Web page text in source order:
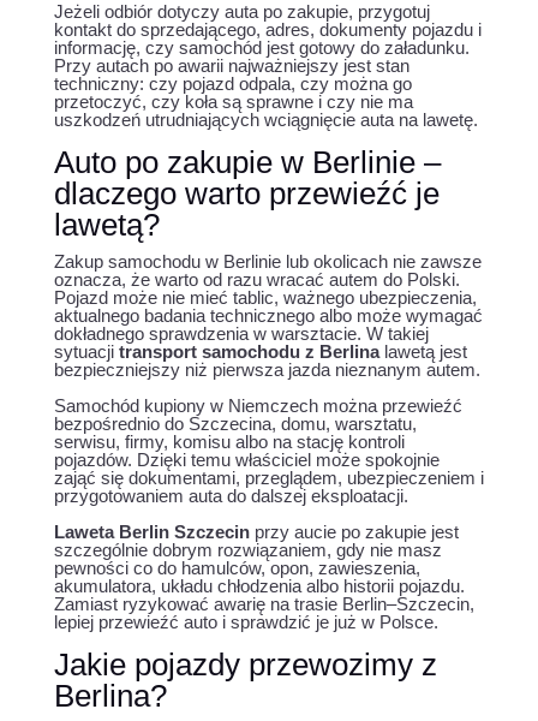
Jeżeli odbiór dotyczy auta po zakupie, przygotuj
kontakt do sprzedającego, adres, dokumenty pojazdu i
informację, czy samochód jest gotowy do załadunku.
Przy autach po awarii najważniejszy jest stan
techniczny: czy pojazd odpala, czy można go
przetoczyć, czy koła są sprawne i czy nie ma
uszkodzeń utrudniających wciągnięcie auta na lawetę.
Auto po zakupie w Berlinie –
dlaczego warto przewieźć je
lawetą?
Zakup samochodu w Berlinie lub okolicach nie zawsze
oznacza, że warto od razu wracać autem do Polski.
Pojazd może nie mieć tablic, ważnego ubezpieczenia,
aktualnego badania technicznego albo może wymagać
dokładnego sprawdzenia w warsztacie. W takiej
sytuacji transport samochodu z Berlinalawetą jest
bezpieczniejszy niż pierwsza jazda nieznanym autem.
Samochód kupiony w Niemczech można przewieźć
bezpośrednio do Szczecina, domu, warsztatu,
serwisu, firmy, komisu albo na stację kontroli
pojazdów. Dzięki temu właściciel może spokojnie
zająć się dokumentami, przeglądem, ubezpieczeniem i
przygotowaniem auta do dalszej eksploatacji.
Laweta Berlin Szczecinprzy aucie po zakupie jest
szczególnie dobrym rozwiązaniem, gdy nie masz
pewności co do hamulców, opon, zawieszenia,
akumulatora, układu chłodzenia albo historii pojazdu.
Zamiast ryzykować awarię na trasie Berlin–Szczecin,
lepiej przewieźć auto i sprawdzić je już w Polsce.
Jakie pojazdy przewozimy z
Berlina?